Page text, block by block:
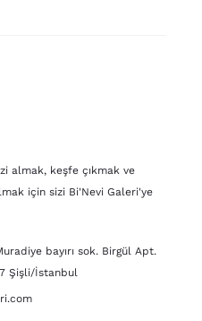
almak, keşfe çıkmak ve
için sizi Bi'Nevi Galeri'ye
bayırı sok. Birgül Apt.
Şişli/İstanbul